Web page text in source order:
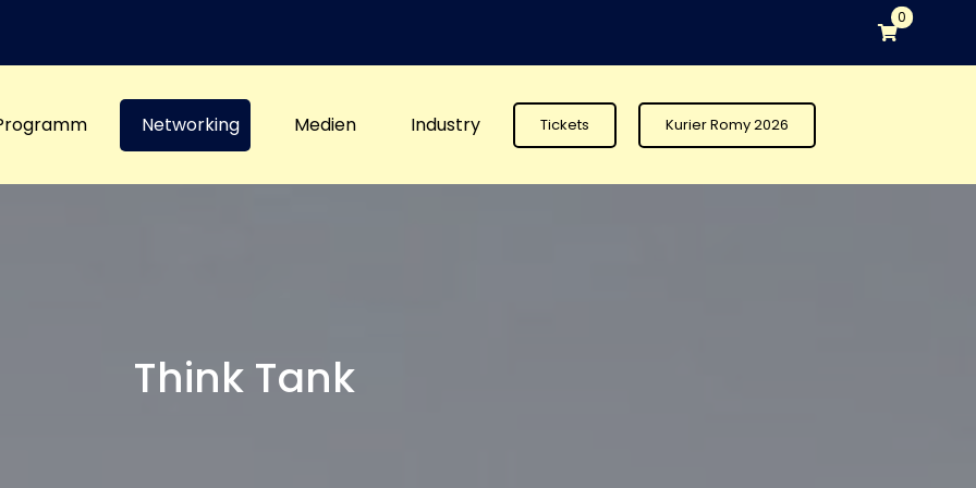
0
Networking Medien Industry Tickets Kurier Romy 2026
Think Tank